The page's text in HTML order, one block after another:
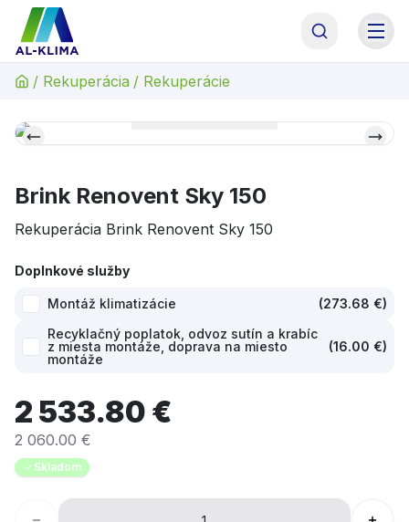
/ Rekuperácia / Rekuperácie
Brink Renovent Sky 150
Rekuperácia Brink Renovent Sky 150
Doplnkové služby
Montáž klimatizácie (273.68 €)
Recyklačný poplatok, odvoz sutín a krabíc
z miesta montáže, doprava na miesto
montáže
(16.00 €)
2 533.80 €
2 060.00 €
Skladom
AL-KLIMA Asistent
Online · odpoviem hneď
AL
Dobrý deň! Som asistent AL-KLIMA. Pomôžem Vám
začneme?